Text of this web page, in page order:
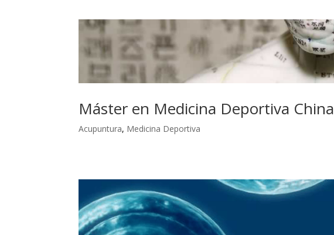
Máster en Medicina Deportiva China
Acupuntura, Medicina Deportiva